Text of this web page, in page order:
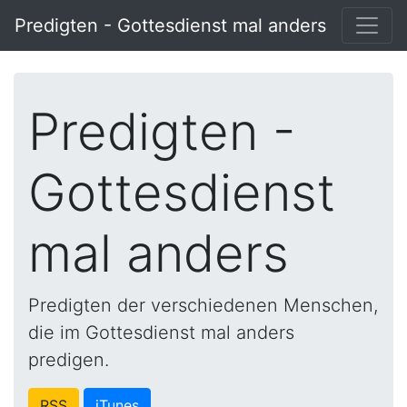
Predigten - Gottesdienst mal anders
Predigten -
Gottesdienst
mal anders
Predigten der verschiedenen Menschen,
die im Gottesdienst mal anders
predigen.